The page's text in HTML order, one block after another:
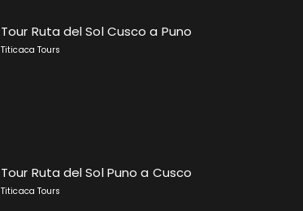
Tour Ruta del Sol Cusco a Puno
Titicaca Tours
Tour Ruta del Sol Puno a Cusco
Titicaca Tours